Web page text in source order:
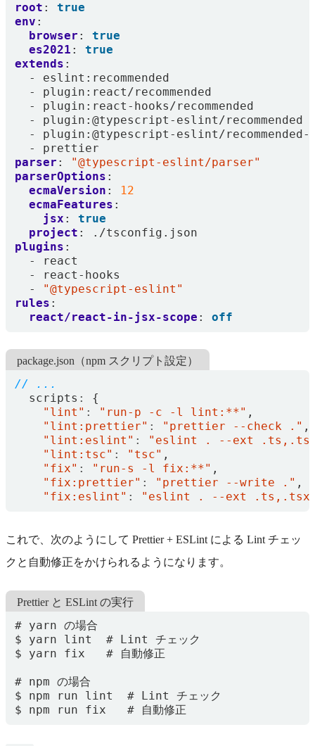
root :
true
env :
browser :
true
es2021 :
true
extends :
- eslint:recommended
- plugin:react/recommended
- plugin:react-hooks/recommended
- plugin:@typescript-eslint/recommended
- plugin:@typescript-eslint/
- prettier
parser :
"@typescript-eslint/parser"
parserOptions :
ecmaVersion :
12
ecmaFeatures :
jsx :
true
project :
./tsconfig.json
plugins :
-
react
-
react-hooks
-
"@typescript-eslint"
rules :
react/react-in-jsx-scope : off
package.json（npm スクリプト設定）
scripts :
{
"lint" : "run-p -c -l lint:**" ,
"lint:prettier" : "prettier --check ." ,
"lint:eslint" :
"eslint . --ext
"lint:tsc" : "tsc" ,
"fix" : "run-s -l fix:**" ,
"fix:prettier" : "prettier --write ." ,
"fix:eslint" : "eslint . --ext
これで、次のようにして Prettier + ESLint による Lint チェッ
クと自動修正をかけられるようになります。
Prettier と ESLint の実行
$ npm run fix   # 自動修正